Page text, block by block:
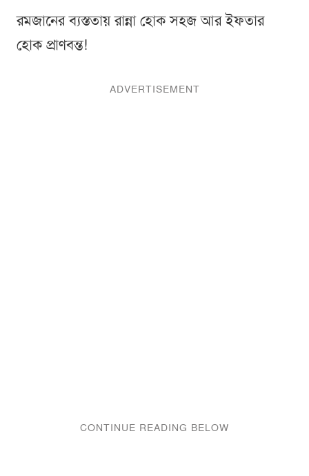
রমজানের ব্যস্ততায় রান্না হোক সহজ আর ইফতার
হোক প্রাণবন্ত!